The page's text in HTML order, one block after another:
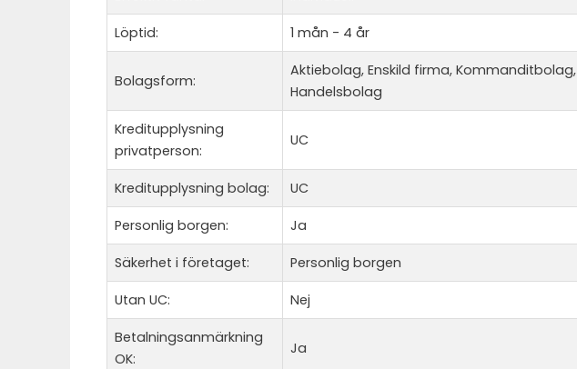
Löptid: 1 mån - 4 år
Bolagsform:
Aktiebolag, Enskild firma, Kommanditbolag,
Handelsbolag
Kreditupplysning
privatperson:
UC
Kreditupplysning bolag: UC
Personlig borgen: Ja
Säkerhet i företaget: Personlig borgen
Utan UC: Nej
Betalningsanmärkning
OK:
Ja